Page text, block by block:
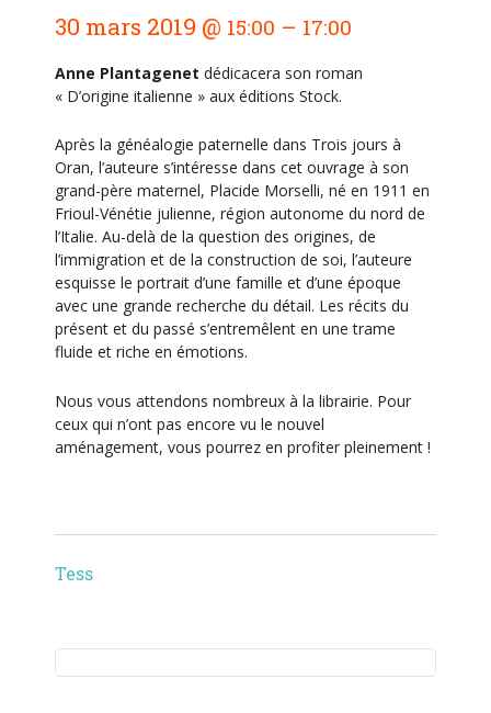
a
v
i
a
t
i
o
n
É
v
n
e
n
t
30 mars 2019 @ 15:00 – 17:00
Anne Plantagenet dédicacera son roman
« D’origine italienne » aux éditions Stock.
Après la généalogie paternelle dans Trois jours à
Oran, l’auteure s’intéresse dans cet ouvrage à son
grand-père maternel, Placide Morselli, né en 1911 en
Frioul-Vénétie julienne, région autonome du nord de
l’Italie. Au-delà de la question des origines, de
l’immigration et de la construction de soi, l’auteure
esquisse le portrait d’une famille et d’une époque
avec une grande recherche du détail. Les récits du
présent et du passé s’entremêlent en une trame
fluide et riche en émotions.
Nous vous attendons nombreux à la librairie. Pour
ceux qui n’ont pas encore vu le nouvel
aménagement, vous pourrez en profiter pleinement !
Tess